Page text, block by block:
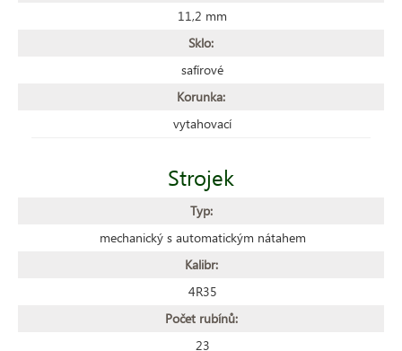
11,2 mm
Sklo:
safírové
Korunka:
vytahovací
Strojek
Typ:
mechanický s automatickým nátahem
Kalibr:
4R35
Počet rubínů:
23